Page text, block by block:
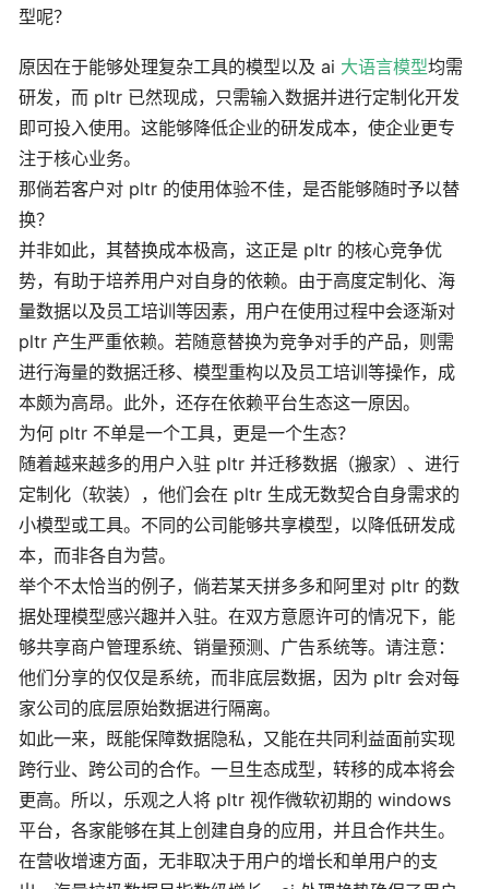
型呢？
原因在于能够处理复杂工具的模型以及 ai 大语言模型均需
研发，而 pltr 已然现成，只需输入数据并进行定制化开发
即可投入使用。这能够降低企业的研发成本，使企业更专
注于核心业务。
那倘若客户对 pltr 的使用体验不佳，是否能够随时予以替
换？
并非如此，其替换成本极高，这正是 pltr 的核心竞争优
势，有助于培养用户对自身的依赖。由于高度定制化、海
量数据以及员工培训等因素，用户在使用过程中会逐渐对
pltr 产生严重依赖。若随意替换为竞争对手的产品，则需
进行海量的数据迁移、模型重构以及员工培训等操作，成
本颇为高昂。此外，还存在依赖平台生态这一原因。
为何 pltr 不单是一个工具，更是一个生态？
随着越来越多的用户入驻 pltr 并迁移数据（搬家）、进行
定制化（软装），他们会在 pltr 生成无数契合自身需求的
小模型或工具。不同的公司能够共享模型，以降低研发成
本，而非各自为营。
举个不太恰当的例子，倘若某天拼多多和阿里对 pltr 的数
据处理模型感兴趣并入驻。在双方意愿许可的情况下，能
够共享商户管理系统、销量预测、广告系统等。请注意：
他们分享的仅仅是系统，而非底层数据，因为 pltr 会对每
家公司的底层原始数据进行隔离。
如此一来，既能保障数据隐私，又能在共同利益面前实现
跨行业、跨公司的合作。一旦生态成型，转移的成本将会
更高。所以，乐观之人将 pltr 视作微软初期的 windows
平台，各家能够在其上创建自身的应用，并且合作共生。
在营收增速方面，无非取决于用户的增长和单用户的支